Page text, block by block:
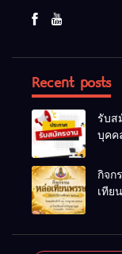
Recent posts
รับส
บุคค
เลือ
พนัก
กิจก
เทีย